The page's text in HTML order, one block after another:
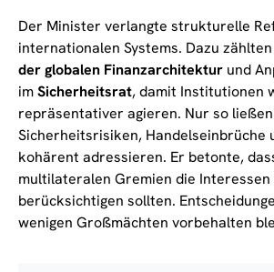
Der Minister verlangte strukturelle
internationalen Systems. Dazu
der globalen Finanzarchitektur und
imSicherheitsrat, damit Institutionen
repräsentativer agieren. Nur so
Sicherheitsrisiken, Handelseinbrüche
kohärent adressieren. Er betonte,
multilateralen Gremien die Interessen
berücksichtigen sollten.
wenigen Großmächten vorbehalten